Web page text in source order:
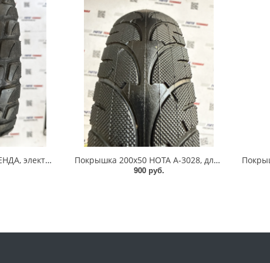
Покрышка 90/50-6.5, КЕНДА, электросамокат
Покрышка 200x50 HOTA A-3028, для электросамокатов, слик, черная
900 руб.